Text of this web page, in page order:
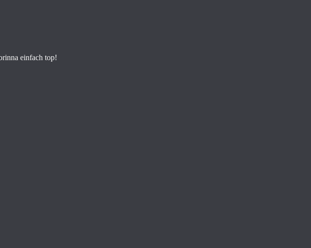
einfach top!